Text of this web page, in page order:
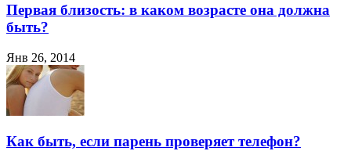
Первая близость: в каком возрасте она должна
быть?
Янв 26, 2014
Как быть, если парень проверяет телефон?